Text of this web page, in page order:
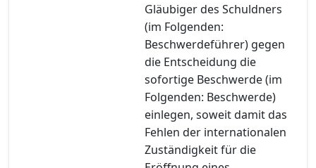
Gläubiger des Schuldners
(im Folgenden:
Beschwerdeführer) gegen
die Entscheidung die
sofortige Beschwerde (im
Folgenden: Beschwerde)
einlegen, soweit damit das
Fehlen der internationalen
Zuständigkeit für die